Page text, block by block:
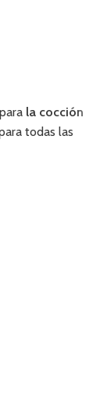
la cocción
todas las